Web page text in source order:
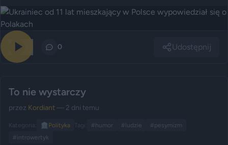
0 Udostępnij
To nie wystarczy
przez Kordiant— 2 dni temu
Kategoria: 🏛️ Polityka Tagi: #humor #ludzie
#pesymizm
#introwertyk